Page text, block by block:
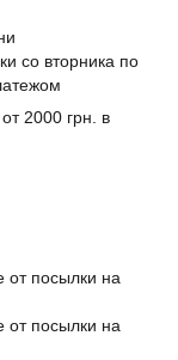
со вторника по
2000 грн. в
от посылки на
от посылки на